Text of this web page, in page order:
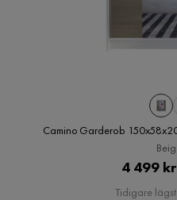
Camino Garderob
4 499 kr
Tidigare